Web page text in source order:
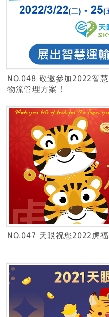
NO.048 敬邀參加2022智
物流管理方案！
NO.047 天眼祝您2022虎